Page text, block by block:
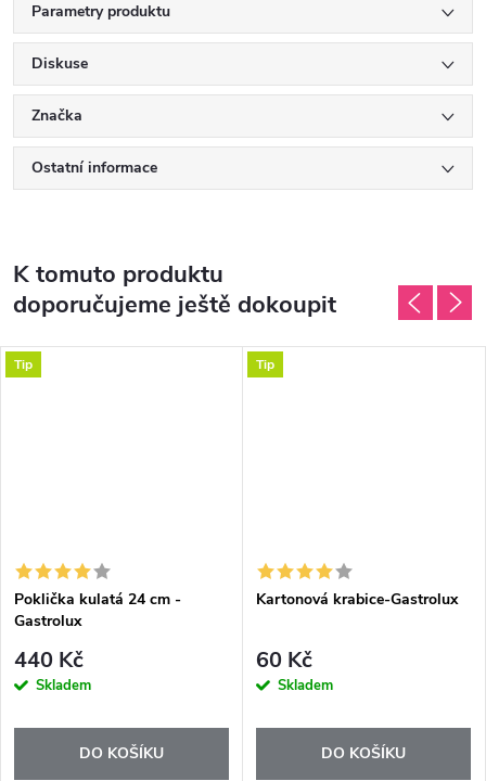
Parametry produktu
Diskuse
Značka
Ostatní informace
K tomuto produktu
doporučujeme ještě dokoupit
Tip
Poklička kulatá 24 cm -
Gastrolux
440 Kč
Skladem
DO KOŠÍKU
Tip
Kartonová krabice-Gastrolux
60 Kč
Skladem
DO KOŠÍKU